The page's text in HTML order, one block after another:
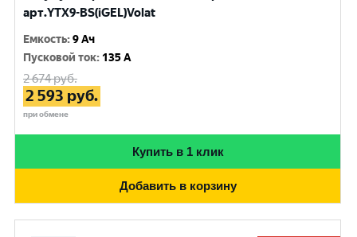
арт.YTX9-BS(iGEL)Volat
Емкость:9 Ач
Пусковой ток: 135 A
2 674руб.
2 593 руб.
при обмене
Купить в 1 клик
Добавить в корзину